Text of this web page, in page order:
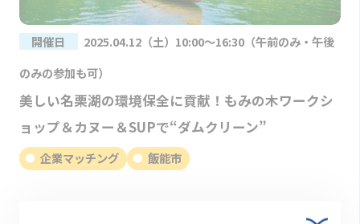
開催日
2025.04.12（土）10:00～16:30（午前のみ・午後
のみの参加も可）
美しい名栗湖の環境保全に貢献！もみの木ワークシ
ョップ＆カヌー＆SUPで“ダムクリーン”
企業マッチング 飯能市